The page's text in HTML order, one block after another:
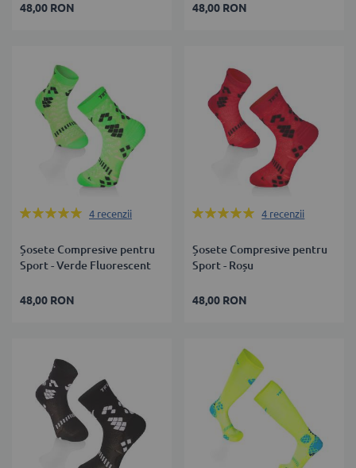
48,00 RON
48,00 RON
Rating:
4 recenzii
Șosete Compresive pentru
Sport - Verde Fluorescent
48,00 RON
Rating:
4 recenzii
Șosete Compresive pentru
Sport - Roșu
48,00 RON